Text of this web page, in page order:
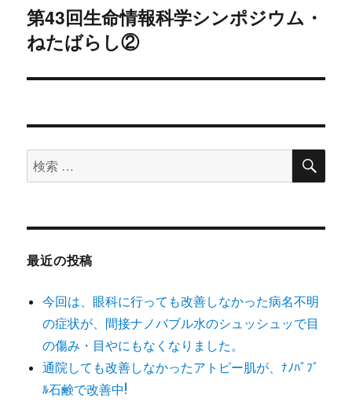
ゲ
ー
シ
ン
稿:
次
の
稿:
第43回生命情報科学シンポジウム・
ねたばらし②
検
索
象:
検
最近の投稿
今回は、眼科に行っても改善しなかった病名不明
の症状が、間接ナノバブル水のシュッシュッで目
の傷み・目やにもなくなりました。
通院しても改善しなかったアトピー肌が、ﾅﾉﾊﾞﾌﾞ
ﾙ石鹸で改善中!